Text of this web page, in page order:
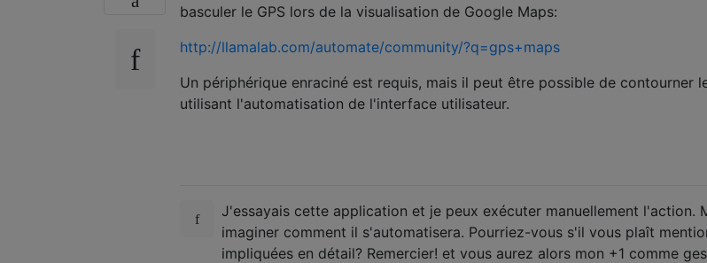
basculer le GPS lors de la visualisation de Google Maps:
http://llamalab.com/automate/community/?q=gps+maps
Un périphérique enraciné est requis, mais il peut être possible de contourner
utilisant l'automatisation de l'interface utilisateur.
J'essayais cette application et je peux exécuter manuellement l'action.
imaginer comment il s'automatisera. Pourriez-vous s'il vous plaît
impliquées en détail? Remercier! et vous aurez alors mon +1 comme